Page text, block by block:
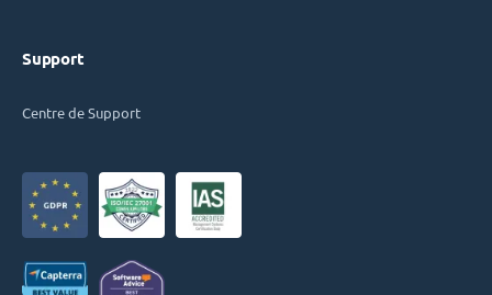
Support
Centre de Support